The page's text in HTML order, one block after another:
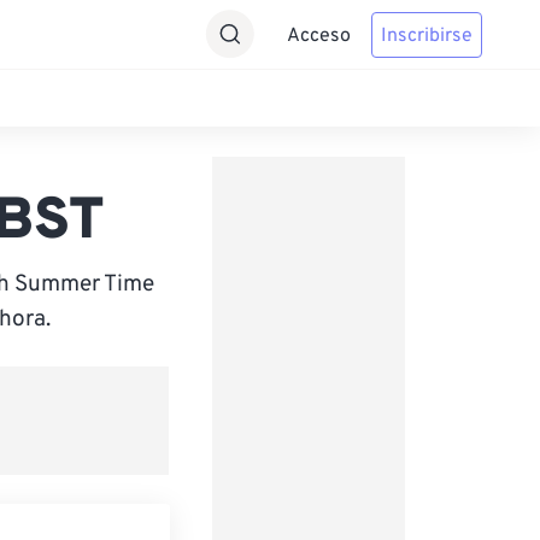
Acceso Inscribirse
Summer Time